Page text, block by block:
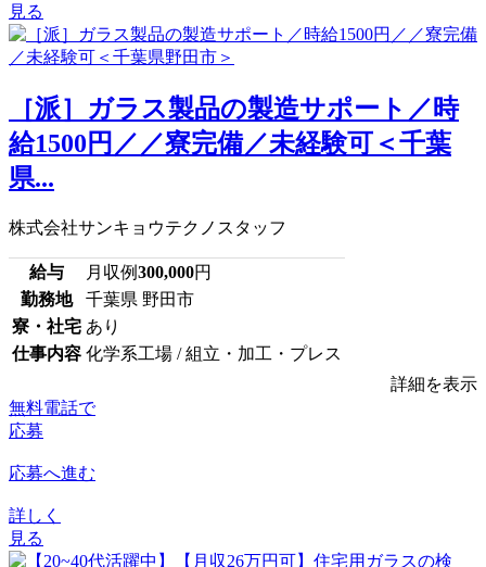
見る
［派］ガラス製品の製造サポート／時
給1500円／／寮完備／未経験可＜千葉
県...
株式会社サンキョウテクノスタッフ
給与 月収例300,000円
勤務地
千葉県 野田市
寮・社宅 あり
仕事内容 化学系工場 / 組立・加工・プレス
詳細を表示
無料電話で
応募
応募へ進む
詳しく
見る